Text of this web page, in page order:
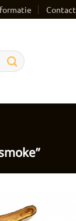
Contact